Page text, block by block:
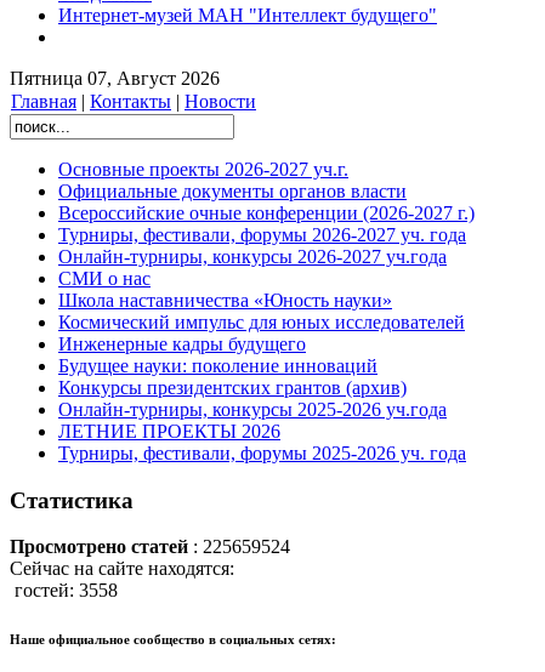
Интернет-музей МАН "Интеллект будущего"
Пятница 07, Август 2026
Главная | Контакты | Новости
Основные проекты 2026-2027 уч.г.
Официальные документы органов власти
Всероссийские очные конференции (2026-2027 г.)
Турниры, фестивали, форумы 2026-2027 уч. года
Онлайн-турниры, конкурсы 2026-2027 уч.года
СМИ о нас
Школа наставничества «Юность науки»
Космический импульс для юных исследователей
Инженерные кадры будущего
Будущее науки: поколение инноваций
Конкурсы президентских грантов (архив)
Онлайн-турниры, конкурсы 2025-2026 уч.года
ЛЕТНИЕ ПРОЕКТЫ 2026
Турниры, фестивали, форумы 2025-2026 уч. года
Статистика
Просмотрено статей : 225659524
Сейчас на сайте находятся:
гостей: 3558
Наше официальное сообщество в социальных сетях: